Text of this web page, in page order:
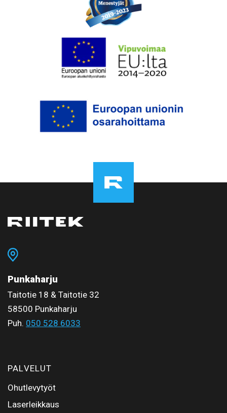
Punkaharju
Taitotie 18 & Taitotie 32
58500 Punkaharju
Puh. 050 528 6033
PALVELUT
Ohutlevytyöt
Laserleikkaus